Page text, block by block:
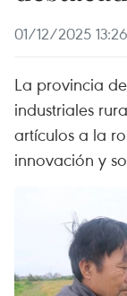
01/12/2025 13:26
La provincia
industriales
artículos a la
innovación y